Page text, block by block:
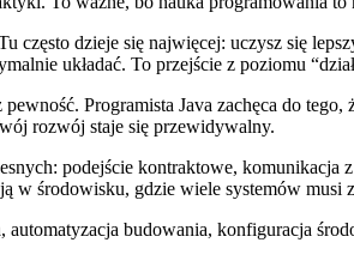
dzieje się najwięcej: uczysz się
układać. To przejście z poziomu
Programista Java zachęca do
rozwój staje się przewidywalny.
podejście kontraktowe,
w środowisku, gdzie wiele systemów musi
budowania, konfiguracja